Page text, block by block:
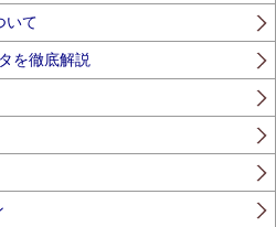
いて
を徹底解説